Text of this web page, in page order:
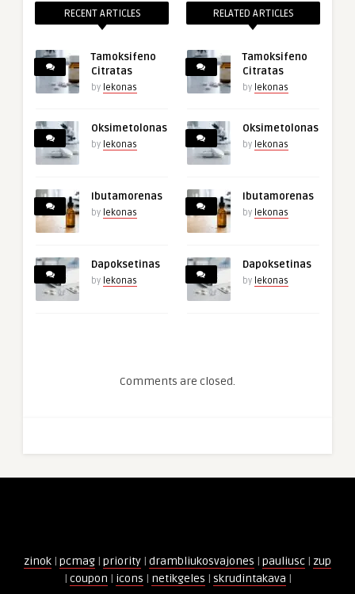
RECENT ARTICLES
Tamoksifeno
Citratas
by lekonas
Oksimetolonas
by lekonas
Ibutamorenas
by lekonas
Dapoksetinas
by lekonas
RELATED ARTICLES
Tamoksifeno
Citratas
by lekonas
Oksimetolonas
by lekonas
Ibutamorenas
by lekonas
Dapoksetinas
by lekonas
Comments are closed.
zinok | pcmag | priority | drambliukosvajones | pauliusc | zup
| coupon | icons | netikgeles | skrudintakava |